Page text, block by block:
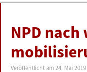
BUNDESTAG
PRESSE
NPD
Veröffentlicht am24. Mai 2019